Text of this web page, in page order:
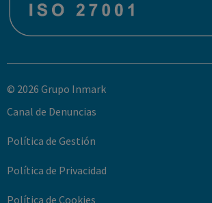
© 2026 Grupo Inmark
Canal de Denuncias
Política de Gestión
Política de Privacidad
Política de Cookies